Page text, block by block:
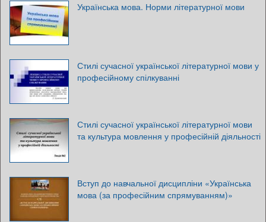
Українська мова. Норми літературної мови
Стилі сучасної української літературної мови у
професійному спілкуванні
Стилі сучасної української літературної мови
та культура мовлення у професійній діяльності
Вступ до навчальної дисципліни «Українська
мова (за професійним спрямуванням)»